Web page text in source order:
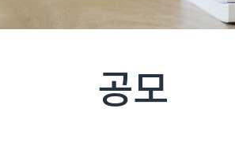
공모